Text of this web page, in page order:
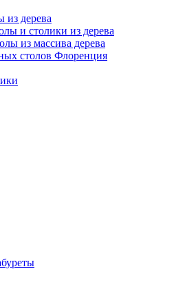
из дерева
и столики из дерева
из массива дерева
столов Флоренция